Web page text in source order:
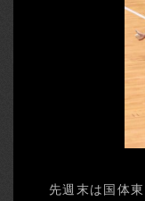
先週末は国体